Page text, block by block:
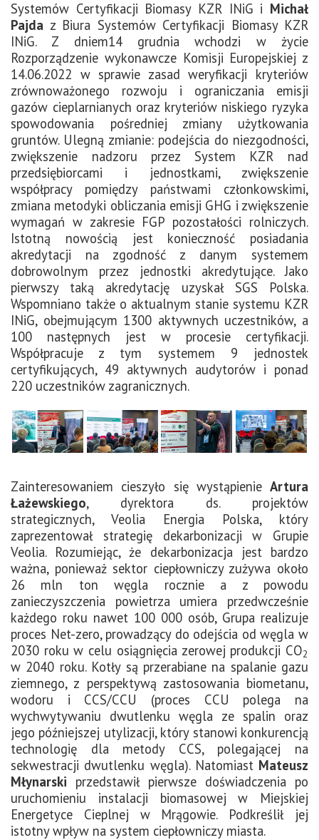
Systemów Certyfikacji Biomasy KZR INiG i Michał
Pajda z Biura Systemów Certyfikacji Biomasy KZR
INiG. Z dniem14 grudnia wchodzi w życie
Rozporządzenie wykonawcze Komisji Europejskiej z
14.06.2022 w sprawie zasad weryfikacji kryteriów
zrównoważonego rozwoju i ograniczania emisji
gazów cieplarnianych oraz kryteriów niskiego ryzyka
spowodowania pośredniej zmiany użytkowania
gruntów. Ulegną zmianie: podejścia do niezgodności,
zwiększenie nadzoru przez System KZR nad
przedsiębiorcami i jednostkami, zwiększenie
współpracy pomiędzy państwami członkowskimi,
zmiana metodyki obliczania emisji GHG i zwiększenie
wymagań w zakresie FGP pozostałości rolniczych.
Istotną nowością jest konieczność posiadania
akredytacji na zgodność z danym systemem
dobrowolnym przez jednostki akredytujące. Jako
pierwszy taką akredytację uzyskał SGS Polska.
Wspomniano także o aktualnym stanie systemu KZR
INiG, obejmującym 1300 aktywnych uczestników, a
100 następnych jest w procesie certyfikacji.
Współpracuje z tym systemem 9 jednostek
certyfikujących, 49 aktywnych audytorów i ponad
220 uczestników zagranicznych.
Zainteresowaniem cieszyło się wystąpienie Artura
Łażewskiego, dyrektora ds. projektów
strategicznych, Veolia Energia Polska, który
zaprezentował strategię dekarbonizacji w Grupie
Veolia. Rozumiejąc, że dekarbonizacja jest bardzo
ważna, ponieważ sektor ciepłowniczy zużywa około
26 mln ton węgla rocznie a z powodu
zanieczyszczenia powietrza umiera przedwcześnie
każdego roku nawet 100 000 osób, Grupa realizuje
proces Net-zero, prowadzący do odejścia od węgla w
2030 roku w celu osiągnięcia zerowej produkcji CO2
w 2040 roku. Kotły są przerabiane na spalanie gazu
ziemnego, z perspektywą zastosowania biometanu,
wodoru i CCS/CCU (proces CCU polega na
wychwytywaniu dwutlenku węgla ze spalin oraz
jego późniejszej utylizacji, który stanowi konkurencją
technologię dla metody CCS, polegającej na
sekwestracji dwutlenku węgla). Natomiast Mateusz
Młynarski przedstawił pierwsze doświadczenia po
uruchomieniu instalacji biomasowej w Miejskiej
Energetyce Cieplnej w Mrągowie. Podkreślił jej
istotny wpływ na system ciepłowniczy miasta.